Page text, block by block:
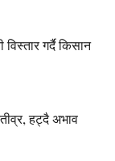
गर्दै किसान
हट्दै अभाव